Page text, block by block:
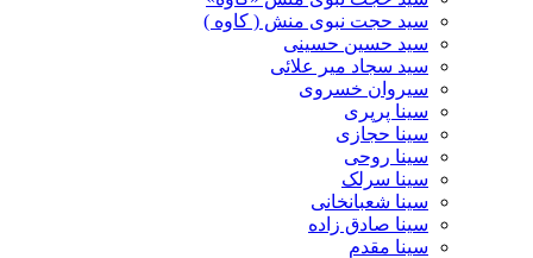
سید حجت نبوی منش ( کاوه )
سید حسین حسینى
سید سجاد میر علائی
سیروان خسروی
سینا پرپری
سینا حجازی
سینا روحی
سینا سرلک
سینا شعبانخانی
سینا صادق زاده
سینا مقدم